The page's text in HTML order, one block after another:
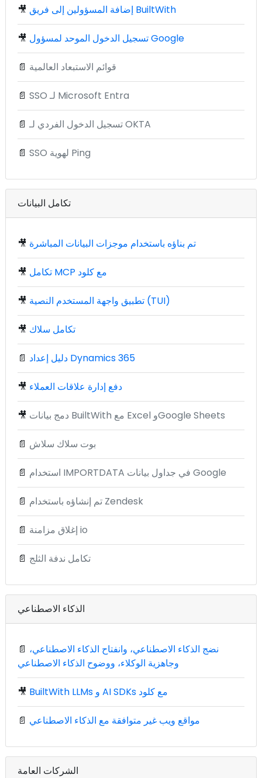
🎥 إضافة المسؤولين إلى فريق BuiltWith
🎥 تسجيل الدخول الموحد لمسؤول Google
📄 قوائم الاستبعاد العالمية
📄 SSO لـ Microsoft Entra
📄 تسجيل الدخول الفردي لـ OKTA
📄 SSO لهوية Ping
تكامل البيانات
🎥 تم بناؤه باستخدام موجزات البيانات المباشرة
🎥 تكامل MCP مع كلود
🎥 تطبيق واجهة المستخدم النصية (TUI)
🎥 تكامل سلاك
📄 دليل إعداد Dynamics 365
🎥 دفع إدارة علاقات العملاء
🎥 دمج بيانات BuiltWith مع Excel وGoogle Sheets
📄 بوت سلاك سلاش
📄 استخدام IMPORTDATA في جداول بيانات Google
📄 تم إنشاؤه باستخدام Zendesk
📄 إغلاق مزامنة io
📄 تكامل ندفة الثلج
الذكاء الاصطناعي
📄 نضج الذكاء الاصطناعي، وانفتاح الذكاء الاصطناعي،
وجاهزية الوكلاء، ووضوح الذكاء الاصطناعي
🎥 BuiltWith LLMs و AI SDKs مع كلود
📄 مواقع ويب غير متوافقة مع الذكاء الاصطناعي
الشركات العامة